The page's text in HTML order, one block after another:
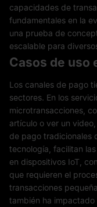
capacidades de
fundamentales en la
una prueba de
escalable para
Casos de uso
Los canales de pago
sectores. En los
microtransacciones,
artículo o ver un
de pago tradicionales
tecnología, facilitan
en dispositivos IoT,
que requieren el
transacciones
también ha